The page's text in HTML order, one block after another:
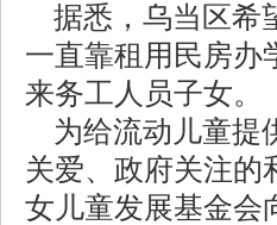
据悉，乌当区希
一直靠租用民房办
来务工人员子女。
为给流动儿童提
关爱、政府关注的
女儿童发展基金会